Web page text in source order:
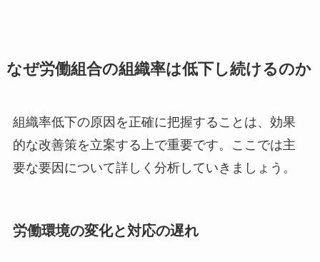
なぜ労働組合の組織率は低下し続けるのか
組織率低下の原因を正確に把握することは、効果
的な改善策を立案する上で重要です。ここでは主
要な要因について詳しく分析していきましょう。
労働環境の変化と対応の遅れ